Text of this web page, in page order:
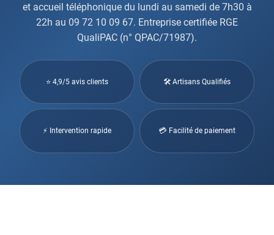
et accueil téléphonique du lundi au samedi de 7h30 à
22h au 09 72 10 09 67. Entreprise certifiée RGE
QualiPAC (n° QPAC/71987).
⭐ 4,9/5 avis clients 🛠 Artisans Qualifiés
⚡ Intervention rapide 💳 Facilité de paiement